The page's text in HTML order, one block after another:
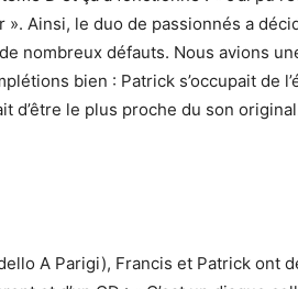
Ainsi, le duo de passionnés a
nombreux défauts. Nous avions
bien : Patrick s’occupait de
le plus proche du son
A Parigi), Francis et Patrick ont